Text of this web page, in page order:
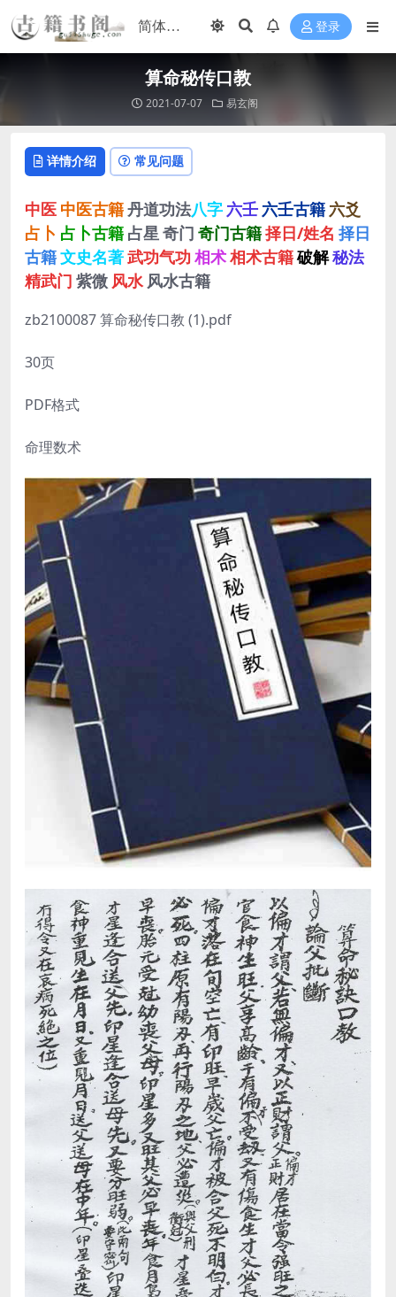
登录
算命秘传口教
2021-07-07 易玄阁
详情介绍 常见问题
中医 中医古籍丹道功法八字 六壬 六壬古籍 六爻
占卜 占卜古籍 占星 奇门 奇门古籍择日/姓名 择日
古籍文史名著武功气功 相术相术古籍破解秘法
精武门 紫微 风水 风水古籍
zb2100087 算命秘传口教 (1).pdf
30页
PDF格式
命理数术